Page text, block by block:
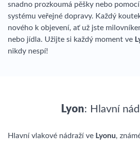
snadno prozkoumá pěšky nebo
systému veřejné dopravy. Každý
nového k objevení, ať už jste
nebo jídla. Užijte si každý moment ve
nikdy nespí!
Lyon: Hlavní
Hlavní vlakové nádraží ve Lyonu,